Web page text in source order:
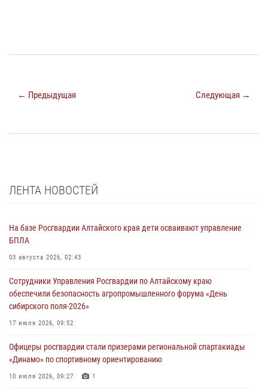
← Предыдущая Следующая →
ЛЕНТА НОВОСТЕЙ
На базе Росгвардии Алтайского края дети осваивают управление
БПЛА
03 августа 2026, 02:43
Сотрудники Управления Росгвардии по Алтайскому краю
обеспечили безопасность агропромышленного форума «День
сибирского поля-2026»
17 июля 2026, 09:52
Офицеры росгвардии стали призерами региональной спартакиады
«Динамо» по спортивному ориентированию
10 июля 2026, 09:27 1